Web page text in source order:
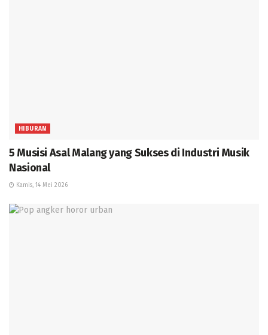
HIBURAN
5 Musisi Asal Malang yang Sukses di Industri Musik
Nasional
Kamis, 14 Mei 2026